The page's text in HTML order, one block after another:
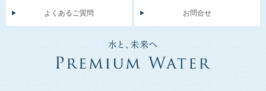
よくあるご質問 お問合せ